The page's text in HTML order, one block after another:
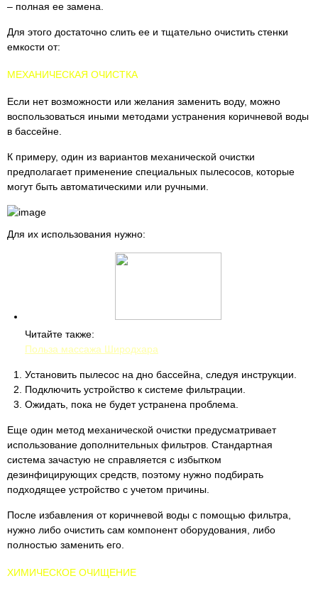
– полная ее замена.
Для этого достаточно слить ее и тщательно очистить стенки
емкости от:
МЕХАНИЧЕСКАЯ ОЧИСТКА
Если нет возможности или желания заменить воду, можно
воспользоваться иными методами устранения коричневой воды
в бассейне.
К примеру, один из вариантов механической очистки
предполагает применение специальных пылесосов, которые
могут быть автоматическими или ручными.
Для их использования нужно:
Читайте также:
Польза массажа Широдхара
Установить пылесос на дно бассейна, следуя инструкции.
Подключить устройство к системе фильтрации.
Ожидать, пока не будет устранена проблема.
Еще один метод механической очистки предусматривает
использование дополнительных фильтров. Стандартная
система зачастую не справляется с избытком
дезинфицирующих средств, поэтому нужно подбирать
подходящее устройство с учетом причины.
После избавления от коричневой воды с помощью фильтра,
нужно либо очистить сам компонент оборудования, либо
полностью заменить его.
ХИМИЧЕСКОЕ ОЧИЩЕНИЕ